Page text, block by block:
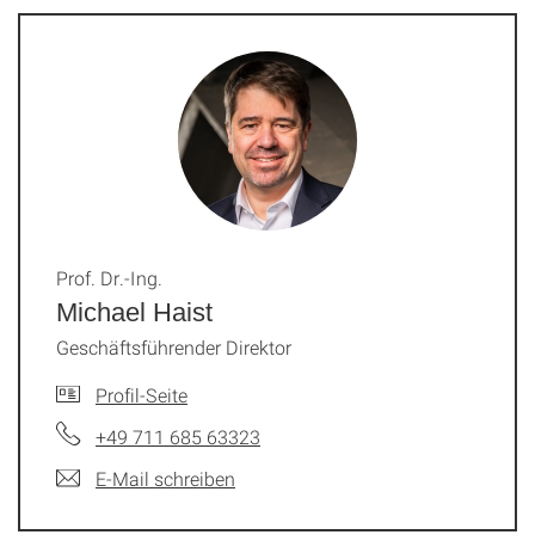
Michael Haist
Prof. Dr.-Ing.
Geschäftsführender Direktor
Profil-Seite
+49 711 685 63323
E-Mail schreiben